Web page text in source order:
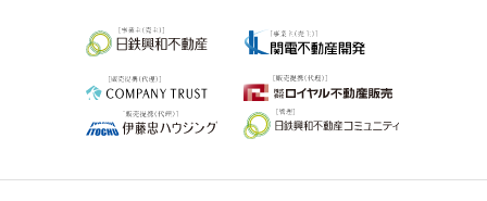
お問い合わせ 「リビオシティ神戸名谷(神戸名谷・駅前複合開発PJ)」現地販売
センター